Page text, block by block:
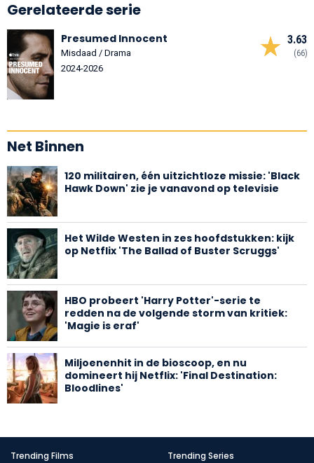
Gerelateerde serie
3.63
(66)
Presumed Innocent
Misdaad / Drama
2024-2026
Net Binnen
120 militairen, één uitzichtloze missie: 'Black
Hawk Down' zie je vanavond op televisie
Het Wilde Westen in zes hoofdstukken: kijk
op Netflix 'The Ballad of Buster Scruggs'
HBO probeert 'Harry Potter'-serie te
redden na de volgende storm van kritiek:
'Magie is eraf'
Miljoenenhit in de bioscoop, en nu
domineert hij Netflix: 'Final Destination:
Bloodlines'
Trending Films Trending Series